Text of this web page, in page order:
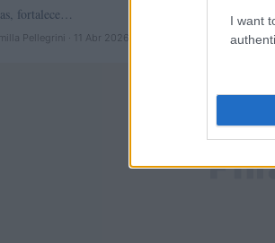
I want
fortalece…
Pellegrini · 11 Abr 2026